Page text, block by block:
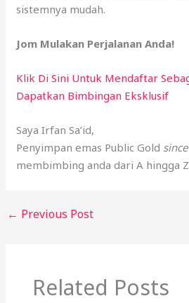
sistemnya mudah.
Jom Mulakan Perjalanan Anda!
Klik Di Sini Untuk Mendaftar
Dapatkan Bimbingan Eksklusif
Saya Irfan Sa’id,
Penyimpan emas Public Gold since
membimbing anda dari A hingga
← Previous Post
Related Posts